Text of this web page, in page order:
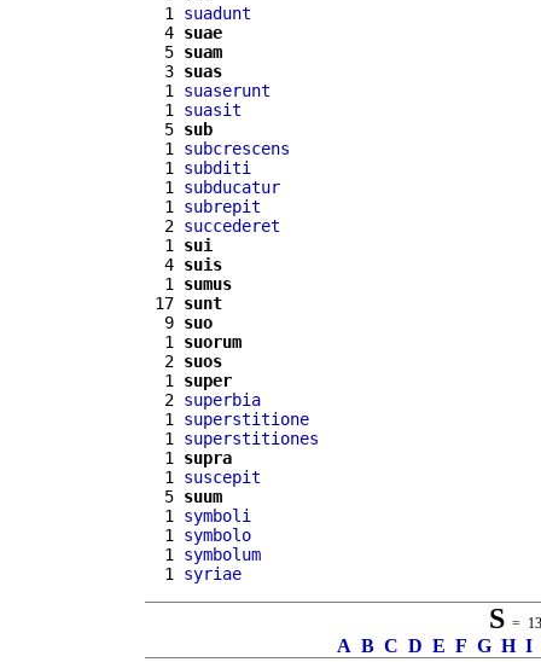
  1
suadunt
  4
suae
  5
suam
  3
suas
  1
suaserunt
  1
suasit
  5
sub
  1
subcrescens
  1
subditi
  1
subducatur
  1
subrepit
  2
succederet
  1
sui
  4
suis
  1
sumus
17 sunt
  9
suo
  1
suorum
  2
suos
  1
super
  2
superbia
  1
superstitione
  1
superstitiones
  1
supra
  1
suscepit
  5
suum
  1
symboli
  1
symbolo
  1
symbolum
  1
syriae
S=
A B C D E F G H I